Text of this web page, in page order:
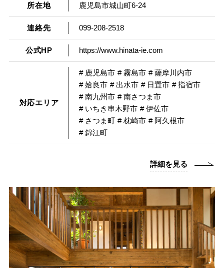
所在地 鹿児島市城山町6-24
連絡先 099-208-2518
公式HP https://www.hinata-ie.com
対応エリア
# 鹿児島市 # 霧島市 # 薩摩川内市
# 姶良市 # 出水市 # 日置市 # 指宿市
# 南九州市 # 南さつま市
# いちき串木野市 # 伊佐市
# さつま町 # 枕崎市 # 阿久根市
# 錦江町
詳細を見る